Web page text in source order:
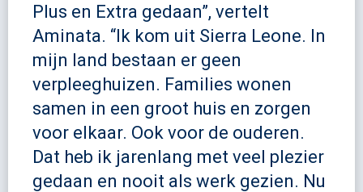
Plus en Extra gedaan”, vertelt
Aminata. “Ik kom uit Sierra Leone. In
mijn land bestaan er geen
verpleeghuizen. Families wonen
samen in een groot huis en zorgen
voor elkaar. Ook voor de ouderen.
Dat heb ik jarenlang met veel plezier
gedaan en nooit als werk gezien. Nu